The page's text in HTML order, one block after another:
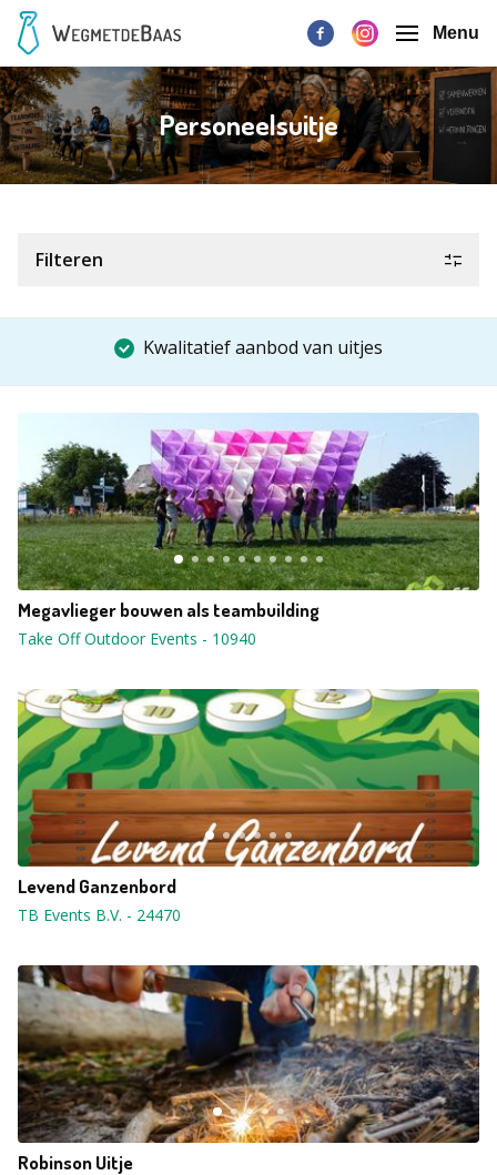
Menu
Personeelsuitje
Filteren
Kwalitatief aanbod van uitjes
Megavlieger bouwen als teambuilding
Take Off Outdoor Events - 10940
Levend Ganzenbord
TB Events B.V. - 24470
Robinson Uitje